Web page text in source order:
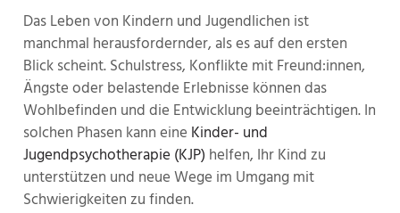
Das Leben von Kindern und Jugendlichen ist
manchmal herausfordernder, als es auf den ersten
Blick scheint. Schulstress, Konflikte mit Freund:innen,
Ängste oder belastende Erlebnisse können das
Wohlbefinden und die Entwicklung beeinträchtigen. In
solchen Phasen kann eine Kinder- und
Jugendpsychotherapie (KJP) helfen, Ihr Kind zu
unterstützen und neue Wege im Umgang mit
Schwierigkeiten zu finden.